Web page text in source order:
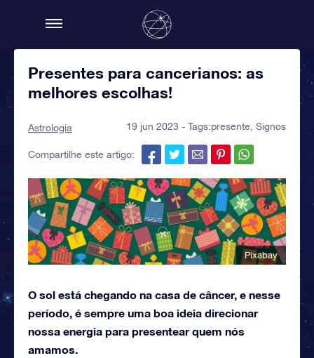
Presentes para cancerianos: as
melhores escolhas!
Astrologia 19 jun 2023 - Tags:presente Signos
Compartilhe este artigo:
Pixabay
O sol está chegando na casa de câncer, e nesse
período, é sempre uma boa ideia direcionar
nossa energia para presentear quem nós
amamos.